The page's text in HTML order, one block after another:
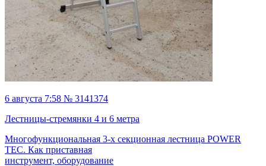
6 августа 7:58 № 3141374
Лестницы-стремянки 4 и 6 метра
Многофункциональная 3-х секционная лестница POWER
TEC. Как приставная
инструмент, оборудование